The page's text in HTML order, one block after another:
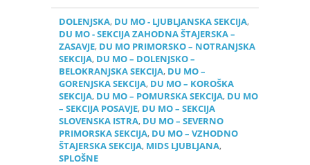
DOLENJSKA, DU MO - LJUBLJANSKA SEKCIJA,
DU MO - SEKCIJA ZAHODNA ŠTAJERSKA –
ZASAVJE, DU MO PRIMORSKO – NOTRANJSKA
SEKCIJA, DU MO – DOLENJSKO –
BELOKRANJSKA SEKCIJA, DU MO –
GORENJSKA SEKCIJA, DU MO – KOROŠKA
SEKCIJA, DU MO – POMURSKA SEKCIJA, DU MO
– SEKCIJA POSAVJE, DU MO – SEKCIJA
SLOVENSKA ISTRA, DU MO – SEVERNO
PRIMORSKA SEKCIJA, DU MO – VZHODNO
ŠTAJERSKA SEKCIJA, MIDS LJUBLJANA,
SPLOŠNE